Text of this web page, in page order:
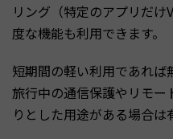
リング（特定のアプリだ
度な機能も利用できます。
短期間の軽い利用であれ
旅行中の通信保護やリモ
りとした用途がある場合は